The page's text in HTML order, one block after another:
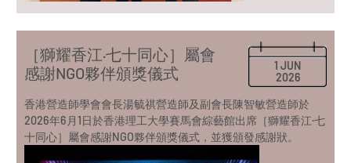
1 JUN
2026
［獅耀香江·七十同心］屬會
感謝NGO夥伴頒獎儀式
香港營造師學會會長湯毓祺營造師及副會長陳智敏營造師於
2026年6月1日於香港理工大學賽馬會綜藝館出席［獅耀香江·七
十同心］屬會感謝NGO夥伴頒獎儀式，並獲頒發感謝狀。